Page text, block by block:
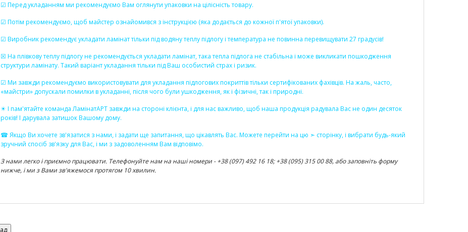
☑ Перед укладанням ми рекомендуємо Вам оглянути упаковки на цілісність товару.
☑ Потім рекомендуємо, щоб майстер ознайомився з інструкцією (яка додається до кожної п'ятої упаковки).
☑ Виробник рекомендує укладати ламінат тільки під водяну теплу підлогу і температура не повинна перевищувати 27 градусів!
☒ На плівкову теплу підлогу не рекомендується укладати ламінат, така тепла підлога не стабільна і може викликати пошкодження
структури ламінату. Такий варіант укладання тільки під Ваш особистий страх і ризик.
☑ Ми завжди рекомендуємо використовувати для укладання підлогових покриттів тільки сертифікованих фахівців. На жаль, часто,
«майстри» допускали помилки в укладанні, після чого були ушкодження, як і фізичні, так і природні.
☀ І пам'ятайте команда ЛамінатАРТ завжди на стороні клієнта, і для нас важливо, щоб наша продукція радувала Вас не один десяток
років! І дарувала затишок Вашому дому.
☎ Якщо Ви хочете зв'язатися з нами, і задати ще запитання, що цікавлять Вас. Можете перейти на цю ➣ сторінку, і вибрати будь-який
зручний спосіб зв'язку для Вас, і ми з задоволенням Вам відповімо.
З нами легко і приємно працювати. Телефонуйте нам на наші номери - +38 (097) 492 16 18; +38 (095) 315 00 88, або заповніть форму
нижче, і ми з Вами зв'яжемося протягом 10 хвилин.